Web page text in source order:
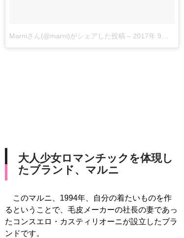
Marniさん(@marni)がシェアした投稿 – 2017年 9月月24日午前8時01分PDT
大人少女ロマンチックを体現し
たブランド、マルニ
このマルニ、1994年、自分の着たいものを作
るということで、毛皮メーカーの社長の妻であっ
たコンスエロ・カスティリオーニが設立したブラ
ンドです。